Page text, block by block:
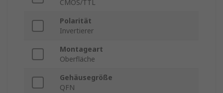
CMOS/TTL
Polarität
Invertierer
Montageart
Oberfläche
Gehäusegröße
QFN